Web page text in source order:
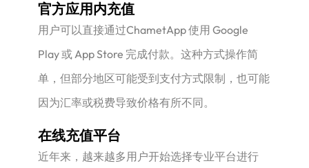
官方应用内充值
用户可以直接通过ChametApp 使用 Google
Play 或 App Store 完成付款。这种方式操作简
单，但部分地区可能受到支付方式限制，也可能
因为汇率或税费导致价格有所不同。
在线充值平台
近年来，越来越多用户开始选择专业平台进行